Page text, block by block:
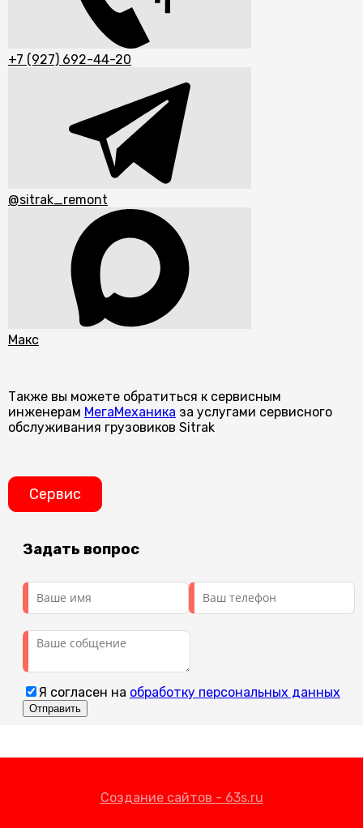
+7 (927) 692-44-20
@sitrak_remont
Макс
Также вы можете обратиться к сервисным
инженерам МегаМеханика за услугами сервисного
обслуживания грузовиков Sitrak
Сервис
Задать вопрос
Я согласен на обработку персональных данных
Создание сайтов - 63s.ru